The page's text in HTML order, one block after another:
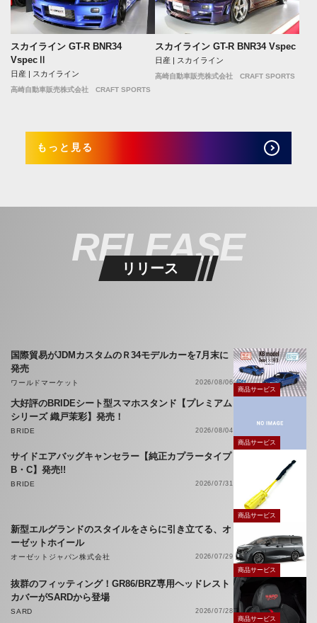
スカイライン GT-R BNR34
VspecⅡ
日産 | スカイライン
高崎自動車販売株式会社 CRAFT SPORTS
スカイライン GT-R BNR34 Vspec
日産 | スカイライン
高崎自動車販売株式会社 CRAFT SPORTS
もっと見る
RELEASE
リリース
国際貿易がJDMカスタムのＲ34モデルカーを7月末に
発売
ワールドマーケット
2026/08/06
商品サービス
大好評のBRIDEシート型スマホスタンド【プレミアム
シリーズ 織戸茉彩】発売！
BRIDE
2026/08/04
商品サービス
サイドエアバッグキャンセラー【純正カプラータイプ
B・C】発売!!
BRIDE 2026/07/31
商品サービス
新型エルグランドのスタイルをさらに引き立てる、オ
ーゼットホイール
オーゼットジャパン株式会社
2026/07/29
商品サービス
抜群のフィッティング！GR86/BRZ専用ヘッドレスト
カバーがSARDから登場
SARD
2026/07/28
商品サービス